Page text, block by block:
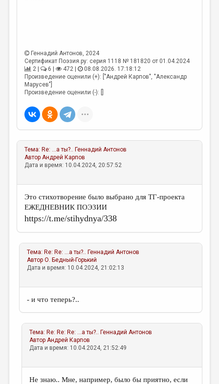
Геннадий Антонов , 2024
Сертификат Поэзия.ру: серия 1118 № 181820 от 01.04.2024
2 |
6 | 472 |
08.08.2026. 17:18:12
Произведение оценили (+): ["Андрей Карпов", "Александр
Марусев"]
Произведение оценили (-): []
Тема:Re: ...а ты?..
Геннадий Антонов
Автор Андрей Карпов
Дата и время: 10.04.2024, 20:57:52
Это стихотворение было выбрано для ТГ-проекта
ЕЖЕДНЕВНИК ПОЭЗИИ
https://t.me/stihydnya/338
Тема:Re: Re: ...а ты?..
Геннадий Антонов
АвторО. Бедный-Горький
Дата и время: 10.04.2024, 21:02:13
- и что теперь?..
Тема:Re: Re: Re: ...а ты?..
Геннадий Антонов
Автор Андрей Карпов
Дата и время: 10.04.2024, 21:52:49
Не знаю.. Мне, например, было бы приятно, если